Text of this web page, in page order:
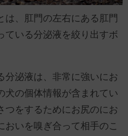
は、肛門の左右にある肛門
ている分泌液を絞り出すボ
分泌液は、非常に強いにお
犬の個体情報が含まれてい
つをするためにお尻のにお
おいを嗅ぎ合って相手のこ